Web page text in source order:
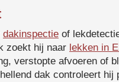
dakinspectie of
zoekt hij naar lekken in
verstopte afvoeren of
dak controleert hij